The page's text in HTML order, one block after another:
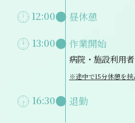
12:00
昼休憩
13:00
作業開始
病院・施設利用
※途中で15分休憩を挟
16:30 退勤